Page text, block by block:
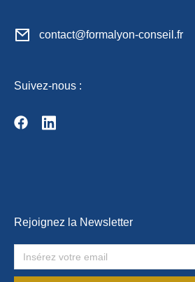
contact@formalyon-conseil.fr
Suivez-nous :
Rejoignez la Newsletter